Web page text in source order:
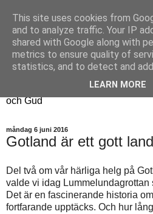
Fyren
Fyren finns för att sprida ljus i
För att påminna om guldkanterna i
Här samsas jakt, hantverk,
och Gud
måndag 6 juni 2016
Gotland är ett gott land
Del två om vår härliga helg på
valde vi idag Lummelundagrottan
Det är en fascinerande historia
fortfarande upptäcks. Och hur
This site uses cookies from
and to analyze traffic. Your IP
shared with Google along with
metrics to ensure quality of
statistics, and to detect and
LEARN MORE